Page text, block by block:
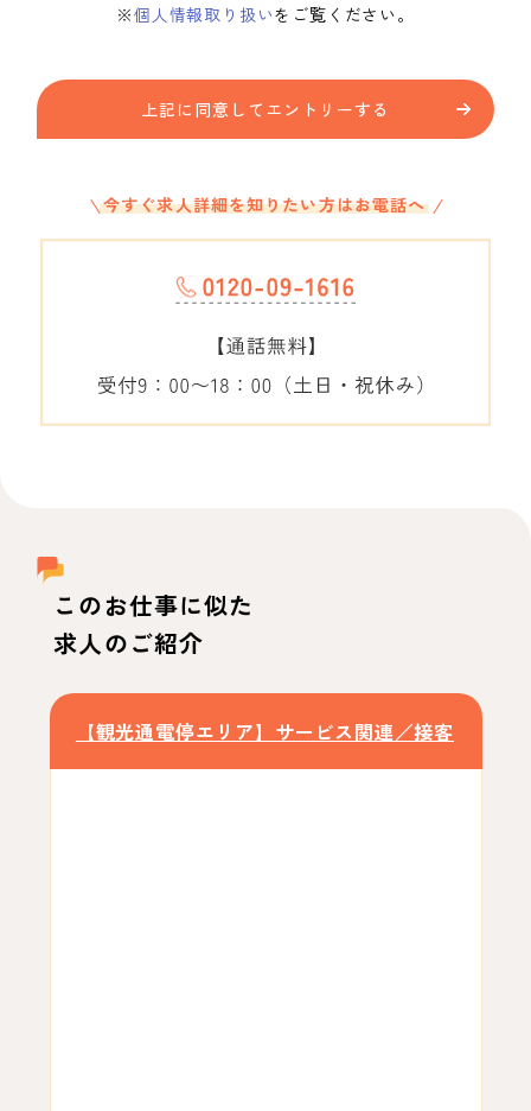
※個人情報取り扱いをご覧ください。
上記に同意してエントリーする
今すぐ求人詳細を知りたい方はお電話へ
このお仕事に似た
求人のご紹介
【観光通電停エリア】サービス関連／接客